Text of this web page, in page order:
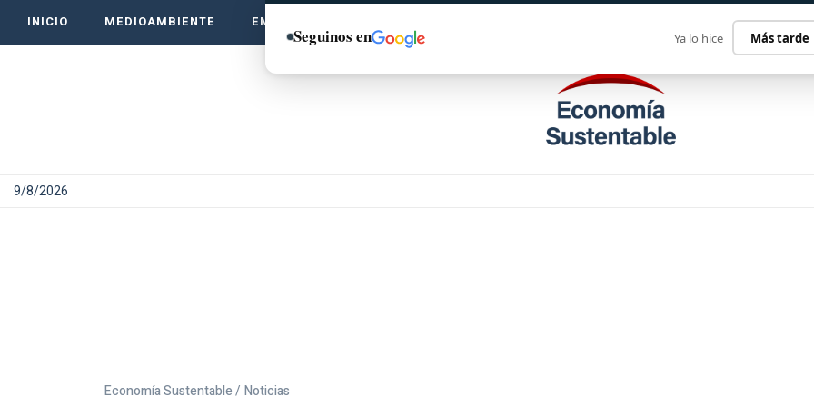
INICIO MEDIOAMBIENTE EMPRENDE VERDE
9/8/2026
Economía Sustentable / Noticias
Seguinos en Ya lo hice Más tarde